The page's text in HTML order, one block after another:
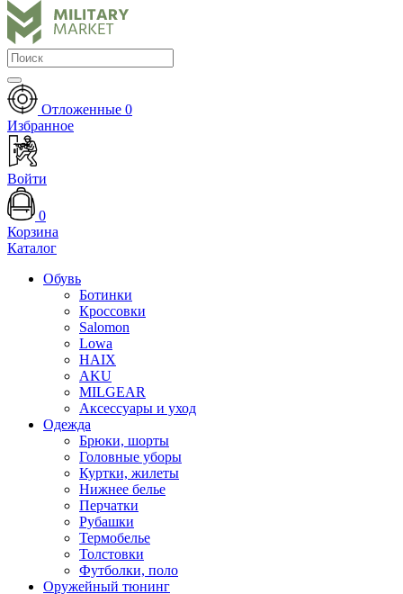
Отложенные 0
Избранное
Войти
0
Корзина
Каталог
Обувь
Ботинки
Кроссовки
Salomon
Lowa
HAIX
AKU
MILGEAR
Аксессуары и уход
Одежда
Брюки, шорты
Головные уборы
Куртки, жилеты
Нижнее белье
Перчатки
Рубашки
Термобелье
Толстовки
Футболки, поло
Оружейный тюнинг